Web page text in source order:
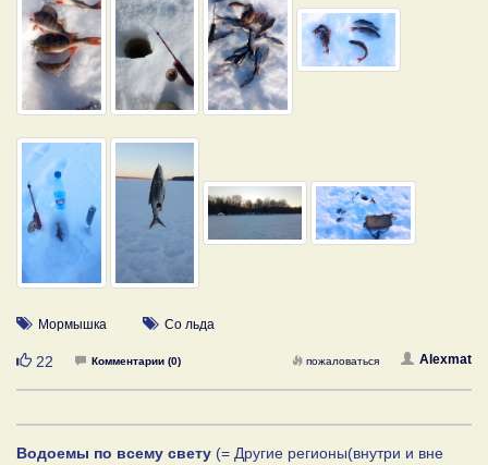
Мормышка Со льда
Нравится
22 Комментарии (0) Alexmat
пожаловаться
Водоемы по всему свету (= Другие регионы(внутри и вне